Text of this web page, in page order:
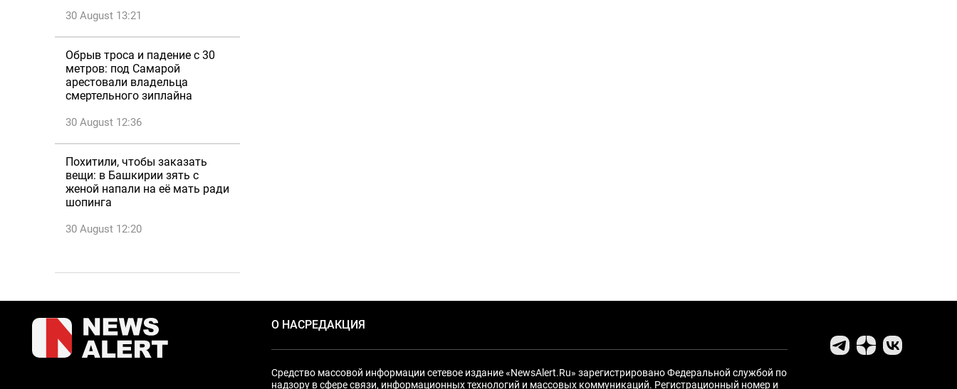
30 August 13:21
Обрыв троса и падение с 30
метров: под Самарой
арестовали владельца
смертельного зиплайна
30 August 12:36
Похитили, чтобы заказать
вещи: в Башкирии зять с
женой напали на её мать ради
шопинга
30 August 12:20
О НАСРЕДАКЦИЯ
Средство массовой информации сетевое издание «NewsAlert.Ru» зарегистрировано Федеральной службой по
надзору в сфере связи, информационных технологий и массовых коммуникаций. Регистрационный номер и